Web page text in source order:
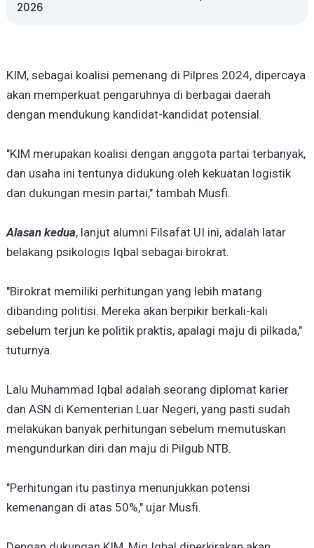
2026
KIM, sebagai koalisi pemenang di Pilpres 2024, dipercaya
akan memperkuat pengaruhnya di berbagai daerah
dengan mendukung kandidat-kandidat potensial.
"KIM merupakan koalisi dengan anggota partai terbanyak,
dan usaha ini tentunya didukung oleh kekuatan logistik
dan dukungan mesin partai," tambah Musfi.
Alasan kedua, lanjut alumni Filsafat UI ini, adalah latar
belakang psikologis Iqbal sebagai birokrat.
"Birokrat memiliki perhitungan yang lebih matang
dibanding politisi. Mereka akan berpikir berkali-kali
sebelum terjun ke politik praktis, apalagi maju di pilkada,"
tuturnya.
Lalu Muhammad Iqbal adalah seorang diplomat karier
dan ASN di Kementerian Luar Negeri, yang pasti sudah
melakukan banyak perhitungan sebelum memutuskan
mengundurkan diri dan maju di Pilgub NTB.
"Perhitungan itu pastinya menunjukkan potensi
kemenangan di atas 50%," ujar Musfi.